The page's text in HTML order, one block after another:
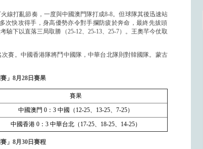
線打亂節奏，一度與中國澳門隊打成8-8。但球隊其後迅速站
次快攻得手，身高優勢亦令對手攔防疲於奔命，最終先拔頭
驗下以直落三局取勝（25-12、25-13、 25-7）。王奧芊今仗取
賽。中國香港隊將鬥中國隊，中華台北隊則對韓國隊。 蒙古
」8月28日賽果
賽果
中國澳門 0：3 中國（12-25、13-25、7-25）
中國香港 0：3 中華台北（17-25、18-25、14-25）
」8月30日賽程